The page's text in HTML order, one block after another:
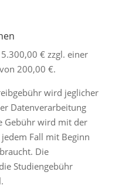
€ zzgl. einer
200,00 €.
wird jeglicher
Datenverarbeitung
Gebühr wird mit der
Fall mit Beginn
Die
Studiengebühr